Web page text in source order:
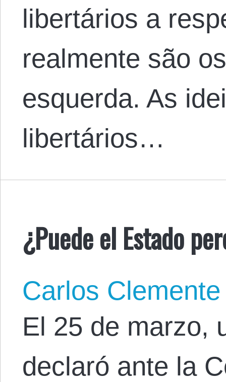
libertários a
realmente são
esquerda. As
libertários…
¿Puede el Estado
Carlos Clemente
El 25 de marzo,
declaró ante la